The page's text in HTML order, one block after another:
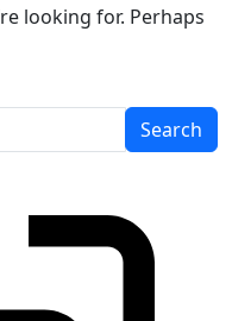
looking for. Perhaps